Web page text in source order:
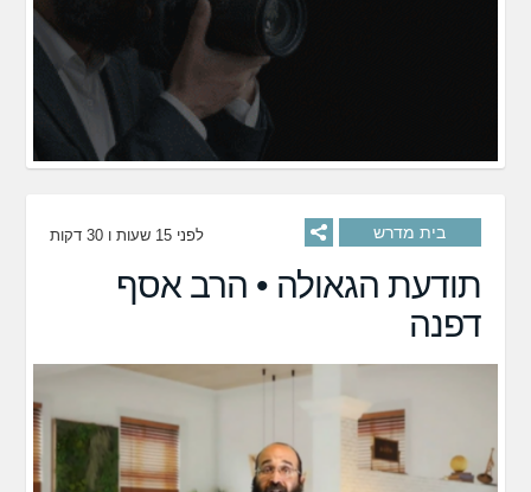
בית מדרש לפני 15 שעות ו 30 דקות
תודעת הגאולה • הרב אסף
דפנה